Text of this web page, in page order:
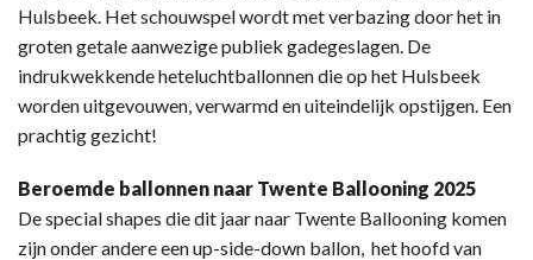
Hulsbeek. Het schouwspel wordt met verbazing door het in
groten getale aanwezige publiek gadegeslagen. De
indrukwekkende heteluchtballonnen die op het Hulsbeek
worden uitgevouwen, verwarmd en uiteindelijk opstijgen. Een
prachtig gezicht!
Beroemde ballonnen naar Twente Ballooning 2025
De special shapes die dit jaar naar Twente Ballooning komen
zijn onder andere een up-side-down ballon, het hoofd van